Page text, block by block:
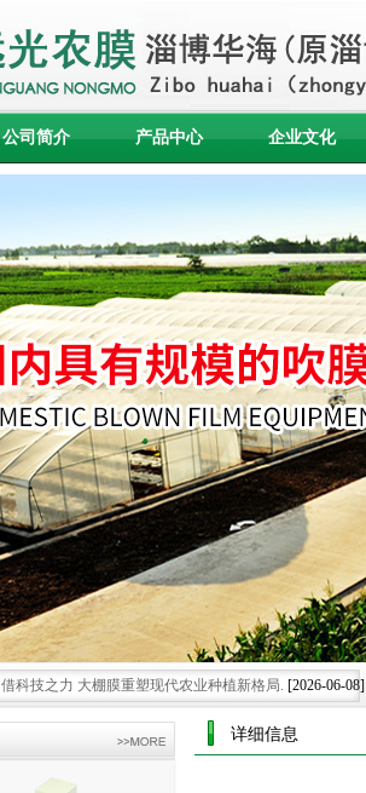
公司简介 产品中心 企业文化
借科技之力 大棚膜重塑现代农业种植新格局. [2026-06-08]
大棚膜 科技浪潮中农业设施的智慧蜕变
环保大棚膜 引领农业走向绿色可持续新未来.
大棚膜 绿色革命下的农业可持续发展膜范
详细信息